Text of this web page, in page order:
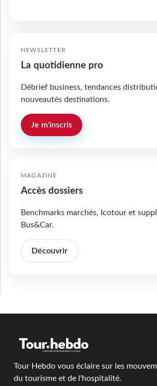
NEWSLETTER
La quotidienne pro
Débrief business, tendances
nouveautés destinations.
Je m'inscris
MAGAZINE
Accès dossiers
Benchmarks marchés, Icotour et
Bus&Car.
Découvrir
Tour Hebdo vous éclaire sur les
du tourisme et de l'hospitalité.